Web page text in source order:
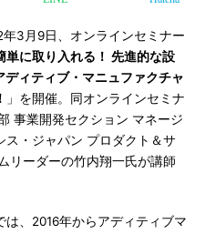
3月9日、オンラインセミナー
に取り入れる！ 先進的な設
ィティブ・マニュファクチャ
」を開催。同オンラインセミナ
事業開発セクション マネージ
ス・ジャパン プロダクト＆サ
リーダーの竹内翔一氏が講師
、2016年からアディティブマ